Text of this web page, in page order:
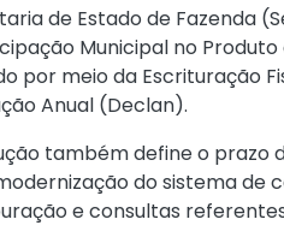
de Estado de Fazenda
Municipal no
por meio da Escrituração
Anual (Declan).
também define o prazo
do sistema de
e consultas